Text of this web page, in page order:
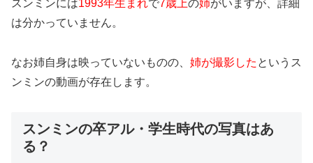
スンミンには1993年生まれで7歳上の姉がいますが、 詳細
は分かっていません。
なお姉自身は映っていないものの、 姉が撮影した というス
ンミンの動画が存在します。
スンミンの卒アル・学生時代の写真はあ
る？